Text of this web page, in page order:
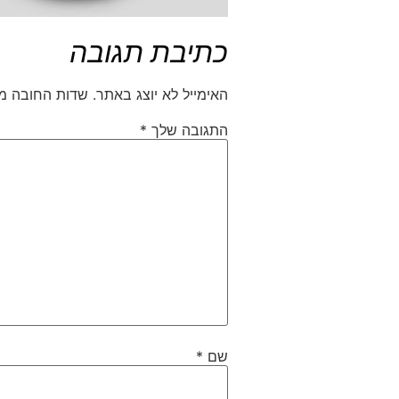
כתיבת תגובה
האימייל לא יוצג באתר. שדות החובה
התגובה שלך *
שם *